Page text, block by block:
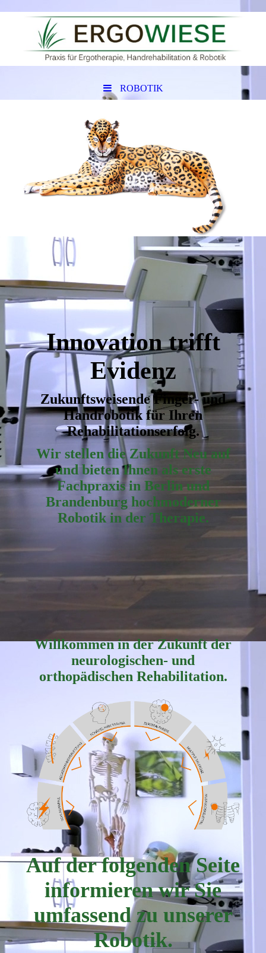
ROBOTIK
Innovation trifft
Evidenz
Zukunftsweisende Finger- und
Handrobotik für Ihren
Rehabilitationserfolg.
Wir stellen die Zukunft Neu auf
und bieten Ihnen als erste
Fachpraxis in Berlin und
Brandenburg hochmoderner
Robotik in der Therapie.
Willkommen in der Zukunft der
neurologischen- und
orthopädischen Rehabilitation.
Auf der folgenden Seite
informieren wir Sie
umfassend zu unserer
Robotik.